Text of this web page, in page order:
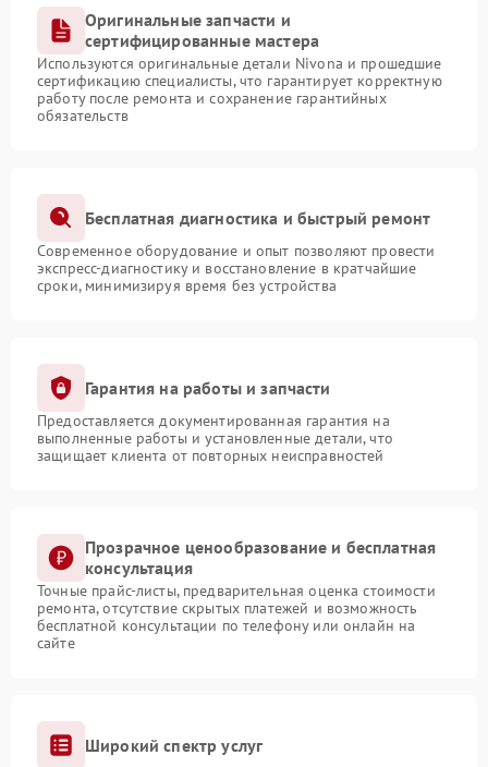
Оригинальные запчасти и
сертифицированные мастера
Используются оригинальные детали Nivona и прошедшие
сертификацию специалисты, что гарантирует корректную
работу после ремонта и сохранение гарантийных
обязательств
Бесплатная диагностика и быстрый ремонт
Современное оборудование и опыт позволяют провести
экспресс-диагностику и восстановление в кратчайшие
сроки, минимизируя время без устройства
Гарантия на работы и запчасти
Предоставляется документированная гарантия на
выполненные работы и установленные детали, что
защищает клиента от повторных неисправностей
Прозрачное ценообразование и бесплатная
консультация
Точные прайс-листы, предварительная оценка стоимости
ремонта, отсутствие скрытых платежей и возможность
бесплатной консультации по телефону или онлайн на
сайте
Широкий спектр услуг